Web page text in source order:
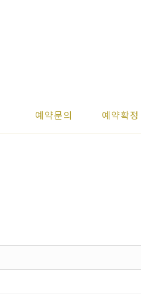
예약문의 예약확정